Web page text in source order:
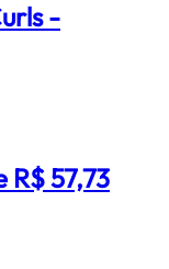
-
57,73